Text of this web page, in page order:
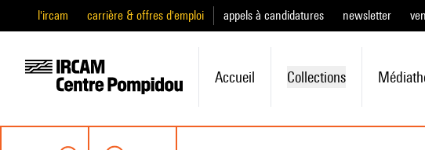
l'ircam carrière & offres d'emploi appels à candidatures newsletter
Accueil Collections